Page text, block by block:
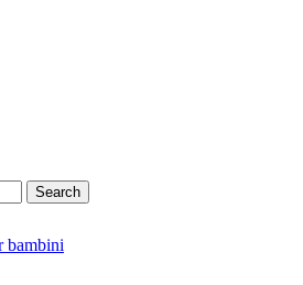
Search
bambini